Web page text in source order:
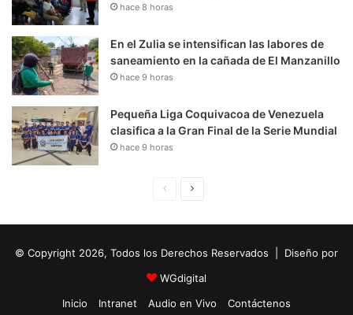
hace 8 horas
En el Zulia se intensifican las labores de
saneamiento en la cañada de El Manzanillo
hace 9 horas
Pequeña Liga Coquivacoa de Venezuela
clasifica a la Gran Final de la Serie Mundial
hace 9 horas
i
n
a
u
i
e
© Copyright 2026, Todos los Derechos Reservados | Diseño por
WGdigital
Inicio
Intranet Audio en Vivo Contáctenos